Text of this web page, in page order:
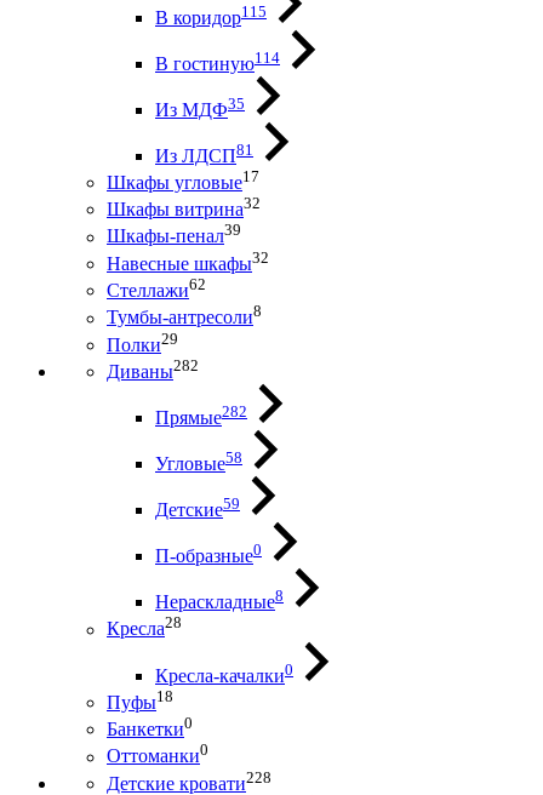
В коридор115
В гостиную114
Из МДФ35
Из ЛДСП81
Шкафы угловые17
Шкафы витрина32
Шкафы-пенал39
Навесные шкафы32
Стеллажи62
Тумбы-антресоли8
Полки29
Диваны282
Прямые282
Угловые58
Детские59
П-образные0
Нераскладные8
Кресла28
Кресла-качалки0
Пуфы18
Банкетки0
Оттоманки0
Детские кровати228